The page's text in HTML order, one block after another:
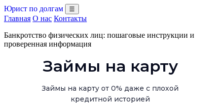
Юрист по долгам ☰
Главная О нас Контакты
Банкротство физических лиц: пошаговые инструкции и
проверенная информация
Займы на карту
Займы на карту от 0% даже с плохой
кредитной историей